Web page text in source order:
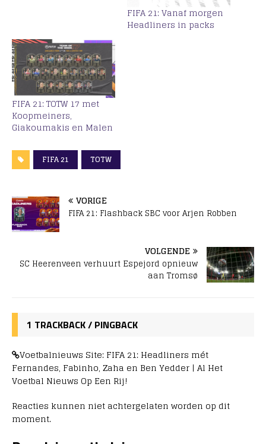
FIFA 21: Vanaf morgen
Headliners in packs
FIFA 21: TOTW 17 met
Koopmeiners,
Giakoumakis en Malen
FIFA 21 TOTW
VORIGE
FIFA 21: Flashback SBC voor Arjen Robben
VOLGENDE
SC Heerenveen verhuurt Espejord opnieuw
aan Tromsø
1 TRACKBACK / PINGBACK
Voetbalnieuws Site: FIFA 21: Headliners mét
Fernandes, Fabinho, Zaha en Ben Yedder | Al Het
Voetbal Nieuws Op Een Rij!
Reacties kunnen niet achtergelaten worden op dit
moment.